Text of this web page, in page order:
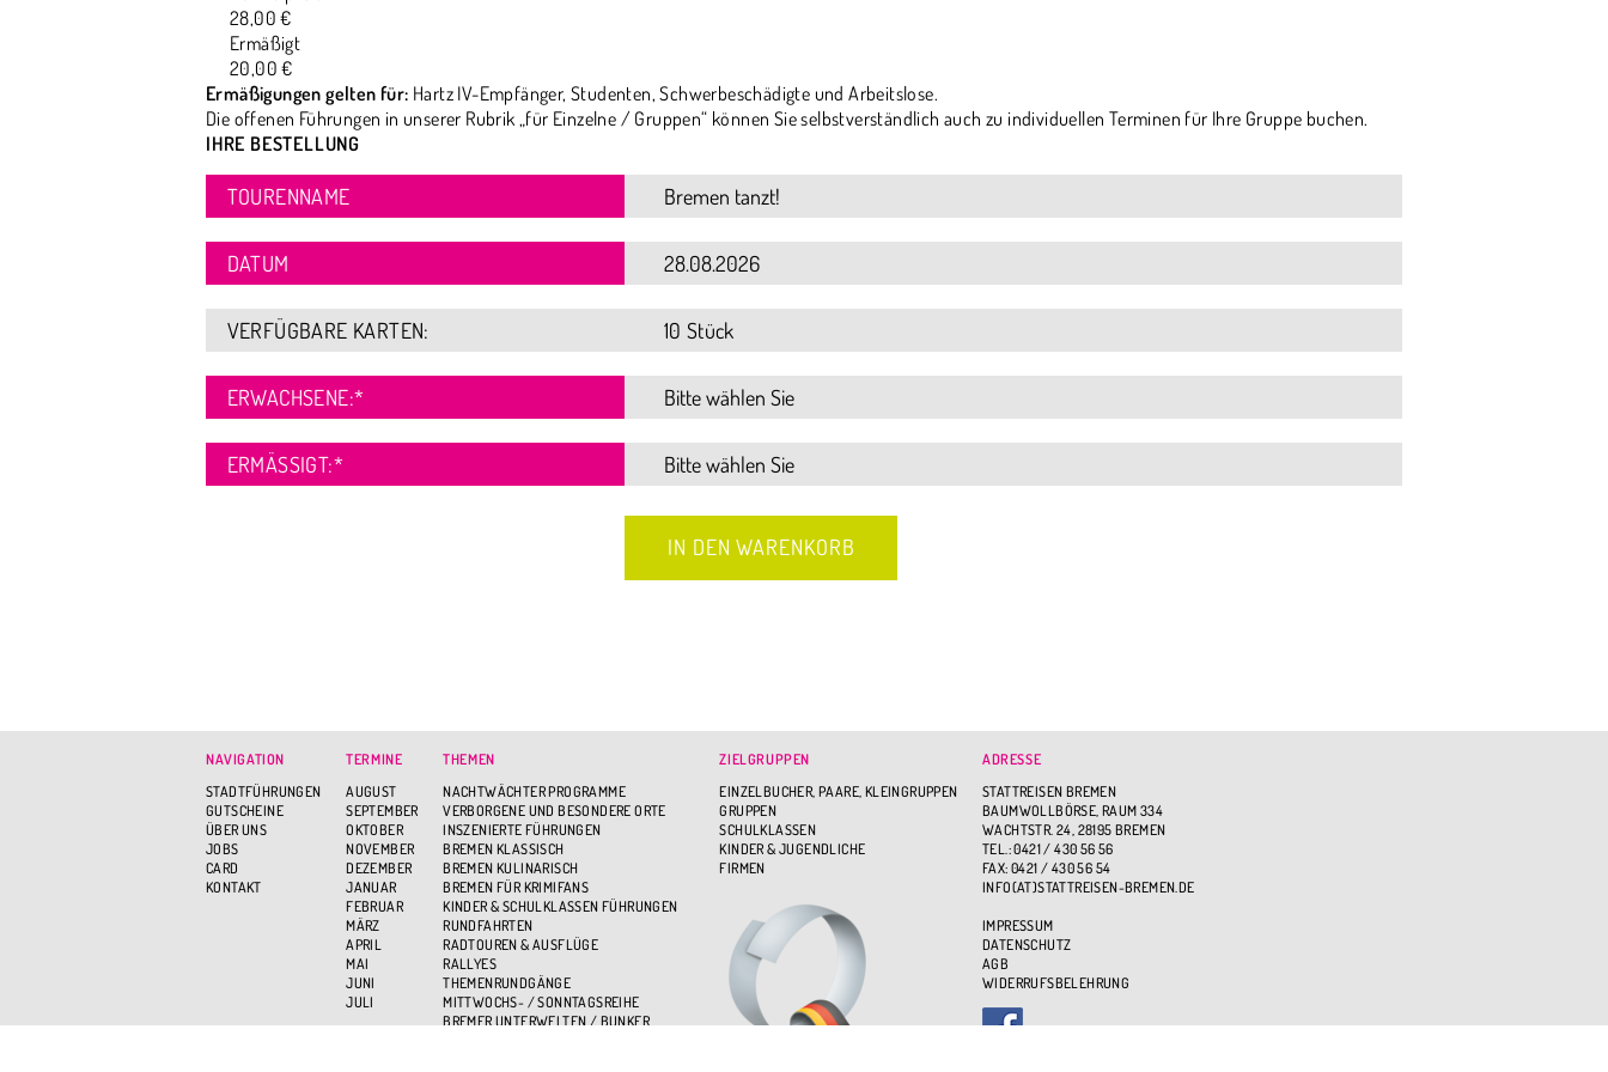
28,00 €
Ermäßigt
20,00 €
Ermäßigungen gelten für: Hartz IV-Empfänger, Studenten, Schwerbeschädigte und Arbeitslose.
Die offenen Führungen in unserer Rubrik „für Einzelne / Gruppen“ können Sie selbstverständlich auch zu individuellen Terminen für Ihre Gruppe buchen.
IHRE BESTELLUNG
TOURENNAME
DATUM
VERFÜGBARE KARTEN: 10 Stück
ERWACHSENE:*
ERMÄSSIGT: *
NAVIGATION
STADTFÜHRUNGEN
GUTSCHEINE
ÜBER UNS
JOBS
CARD
KONTAKT
TERMINE
AUGUST
SEPTEMBER
OKTOBER
NOVEMBER
DEZEMBER
JANUAR
FEBRUAR
MÄRZ
APRIL
MAI
JUNI
JULI
THEMEN
NACHTWÄCHTER PROGRAMME
VERBORGENE UND BESONDERE ORTE
INSZENIERTE FÜHRUNGEN
BREMEN KLASSISCH
BREMEN KULINARISCH
BREMEN FÜR KRIMIFANS
KINDER & SCHULKLASSEN FÜHRUNGEN
RUNDFAHRTEN
RADTOUREN & AUSFLÜGE
RALLYES
THEMENRUNDGÄNGE
MITTWOCHS- / SONNTAGSREIHE
BREMER UNTERWELTEN / BUNKER
ZIELGRUPPEN
EINZELBUCHER, PAARE, KLEINGRUPPEN
GRUPPEN
SCHULKLASSEN
KINDER & JUGENDLICHE
FIRMEN
ADRESSE
STATTREISEN BREMEN
BAUMWOLLBÖRSE, RAUM 334
WACHTSTR. 24, 28195 BREMEN
TEL.: 0421 / 430 56 56
FAX: 0421 / 430 56 54
INFO(AT)STATTREISEN-BREMEN.DE
IMPRESSUM
DATENSCHUTZ
AGB
WIDERRUFSBELEHRUNG